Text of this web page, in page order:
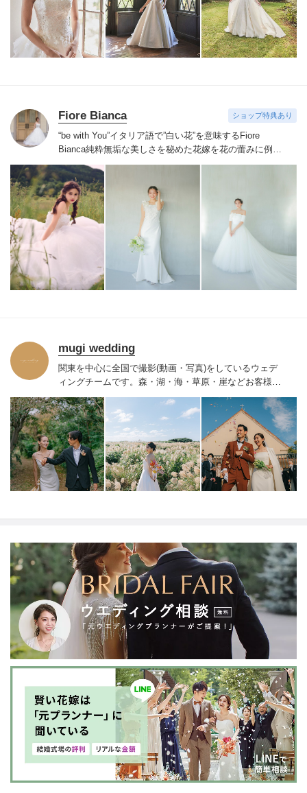
お着物や現代の薫りをちりばめた艶やかなコレクショ
ン。 すべての花嫁さまへ後悔しないお衣裳選びをお手伝
いさせて頂きます。
Fiore Bianca ショップ特典あり
“be with You”イタリア語で”白い花”を意味するFiore
Bianca純粋無垢な美しさを秘めた花嫁を花の蕾みに例え
白い花が咲くまでのストーリーをあなたと共に紡いでい
きます
世界を巡り出会ったデザイナーズブランドや、オ
リジナルドレスはまだ見ぬ新しい自分の姿へと出会わせ
てくれます。
誰かの真似ではなくあなただからできるス
タイルへあなたにしかできないブライズスタイルへ導き
ます。
美しい白い花を咲かせ今よりずっと好きな自分
mugi wedding
関東を中心に全国で撮影(動画・写真)をしているウェデ
ィングチームです。 森・湖・海・草原・崖などお客様が
撮影したいロケーションにて私たちが出張撮影をいたし
ます。お2人だけのコンセプトを余すことなく動画・写真
で表現し、オーダーメイドの作品をお届けいたします。
「色褪せない想い出を」をご一緒に創り上げていきませ
んか。【キャンセル規定】ご契約日から撮影日の31日前
まで→キャンセル料は発生しません。撮影日の30日前か
ら８日前まで→お見積額の50％撮影日の７日前から前日
まで→お見積額の75％撮影日当日→お見積額の100％